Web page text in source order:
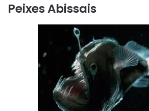
Peixes Abissais